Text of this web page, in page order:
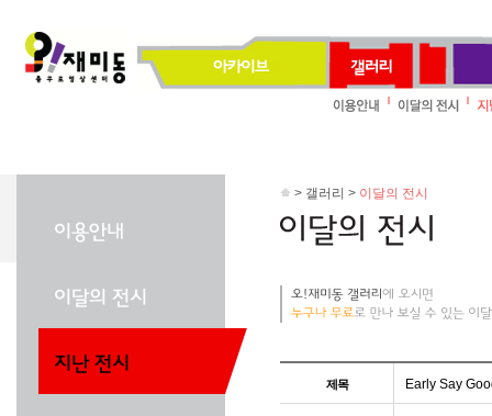
> 갤러리 > 이달의 전시
제목 Early Say